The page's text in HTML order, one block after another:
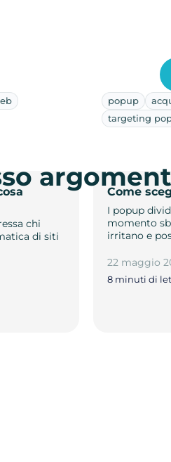
chi
di siti
popup
targeting
Come
I popup
momento
irritano e
22 maggio
8 minuti di